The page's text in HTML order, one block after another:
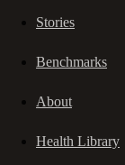
Stories
Benchmarks
About
Health Library